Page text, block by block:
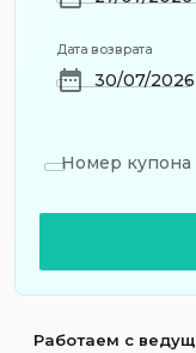
Дата возврата
Номер купона
Работаем с